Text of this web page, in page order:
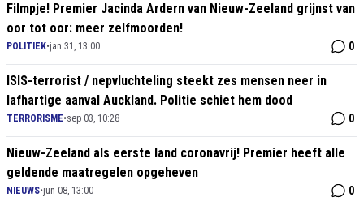
Filmpje! Premier Jacinda Ardern van Nieuw-Zeeland grijnst van
oor tot oor: meer zelfmoorden!
POLITIEK•jan 31, 13:00 0
ISIS-terrorist / nepvluchteling steekt zes mensen neer in
lafhartige aanval Auckland. Politie schiet hem dood
TERRORISME•sep 03, 10:28 0
Nieuw-Zeeland als eerste land coronavrij! Premier heeft alle
geldende maatregelen opgeheven
NIEUWS•jun 08, 13:00 0